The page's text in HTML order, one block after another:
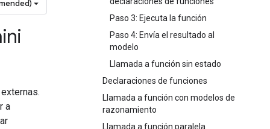
Paso 3: Ejecuta la función
Paso 4: Envía el resultado al
modelo
Llamada a función sin estado
Declaraciones de funciones
Llamada a función con modelos de
razonamiento
Llamada a función paralela
a